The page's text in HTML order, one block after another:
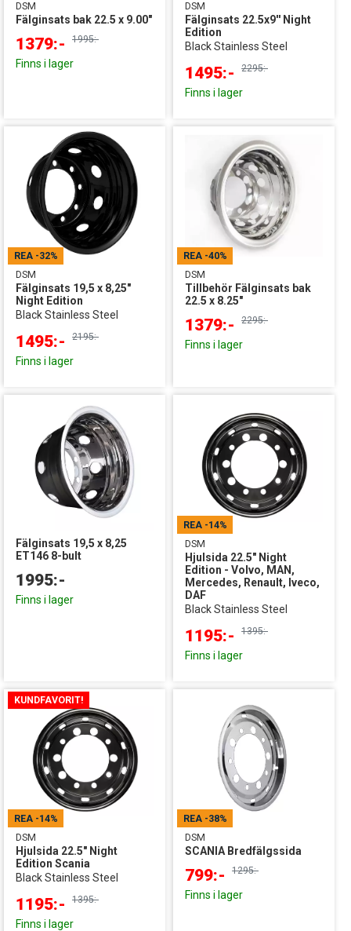
DSM
Fälginsats bak 22.5 x 9.00"
1379:- 1995:-
Finns i lager
DSM
Fälginsats 22.5x9'' Night
Edition
Black Stainless Steel
1495:- 2295:-
Finns i lager
REA -32%
DSM
Fälginsats 19,5 x 8,25"
Night Edition
Black Stainless Steel
1495:- 2195:-
Finns i lager
REA -40%
DSM
Tillbehör Fälginsats bak
22.5 x 8.25"
1379:- 2295:-
Finns i lager
Fälginsats 19,5 x 8,25
ET146 8-bult
1995:-
Finns i lager
REA -14%
DSM
Hjulsida 22.5" Night
Edition - Volvo, MAN,
Mercedes, Renault, Iveco,
DAF
Black Stainless Steel
1195:- 1395:-
Finns i lager
KUNDFAVORIT!
REA -14%
DSM
Hjulsida 22.5" Night
Edition Scania
Black Stainless Steel
1195:- 1395:-
Finns i lager
REA -38%
DSM
SCANIA Bredfälgssida
799:- 1295:-
Finns i lager